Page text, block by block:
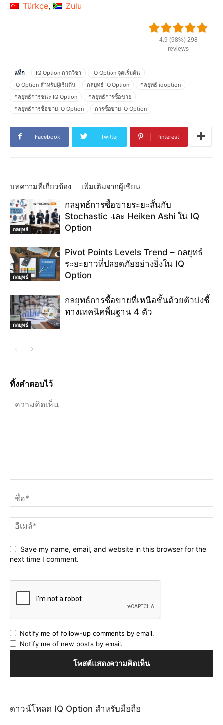
Türkçe
Zulu
4.9 (98%) 298
reviews
แท็ก IQ Option กวดวิชา
IQ Option จุดเริ่มต้น
IQ Option สำหรับผู้เริ่มต้น
กลยุทธ์ IQ Option
กลยุทธ์ iqoption
กลยุทธ์การชนะ IQ Option
กลยุทธ์การซื้อขาย
กลยุทธ์การซื้อขาย IQ Option
การซื้อขาย IQ Option
ตัวบ่งชี้ IQ Option
ตัวบ่งชี้ฟีโบนักชี
ตัวบ่งชี้ฟีโบนักชีคืออะไร
ตัวบ่งชี้ฟีโบนักชีทำงานอย่างไร
นิยามฟีโบนักชี
วิธีการซื้อขาย
วิธีการซื้อขาย IQ Option
วิธีทำเงิน IQ Option
วิธีแลกเปลี่ยน IQ Option
วิธีแลกเปลี่ยนตัวบ่งชี้ sma30
วิธีใช้ฟีโบนักชี
สัญญาณซื้อขาย
สไตล์การเทรด IQ Option
เทคนิคการซื้อขาย IQ Option
เทคนิคการเทรด
เส้นฟีโบนักชี
Facebook Twitter Pinterest
บทความที่เกี่ยวข้อง เพิ่มเติมจากผู้เขียน
กลยุทธ์
กลยุทธ์การซื้อขายระยะสั้นกับ
Stochastic และ Heiken Ashi ใน IQ
Option
กลยุทธ์
Pivot Points Levels Trend – กลยุทธ์
ระยะยาวที่ปลอดภัยอย่างยิ่งใน IQ
Option
กลยุทธ์
กลยุทธ์การซื้อขายที่เหนือชั้นด้วยตัวบ่งชี้
ทางเทคนิคพื้นฐาน 4 ตัว
ทิ้งคำตอบไว้
Save my name, email, and website in this browser for the
next time I comment.
Notify me of follow-up comments by email.
Notify me of new posts by email.
ดาวน์โหลด IQ Option สำหรับมือถือ